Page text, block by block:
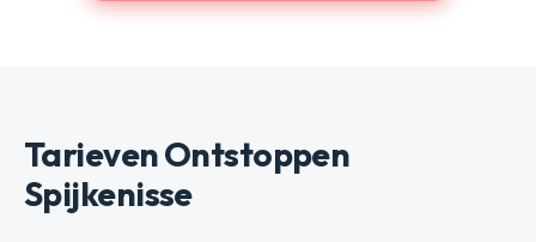
Tarieven Ontstoppen
Spijkenisse